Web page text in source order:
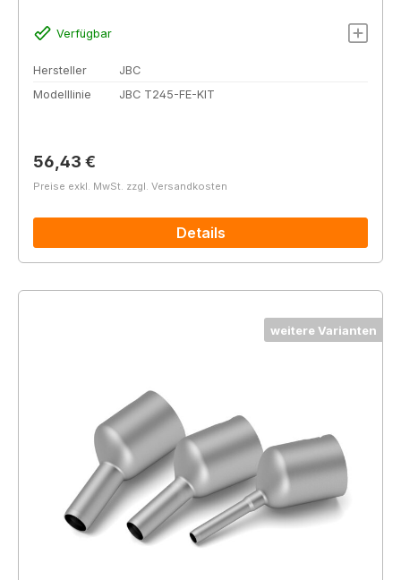
Verfügbar
Hersteller
JBC
Modelllinie
JBC T245-FE-KIT
Regulärer Preis:
56,43 €
Preise exkl. MwSt. zzgl. Versandkosten
Details
weitere Varianten